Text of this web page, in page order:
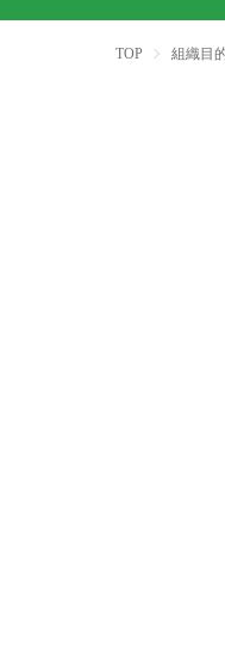
TOP 組織目